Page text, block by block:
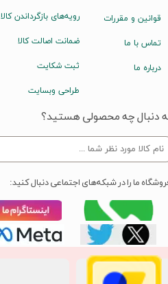
رویه‌های بازگرداندن کالا
ضمانت اصالت کالا
ثبت شکایت
طراحی وبسایت
قوانین و مقررات
تماس با ما
درباره ما
دنبال چه محصولی هستید؟
ما را در شبکه‌های اجتماعی دنبال کنید: